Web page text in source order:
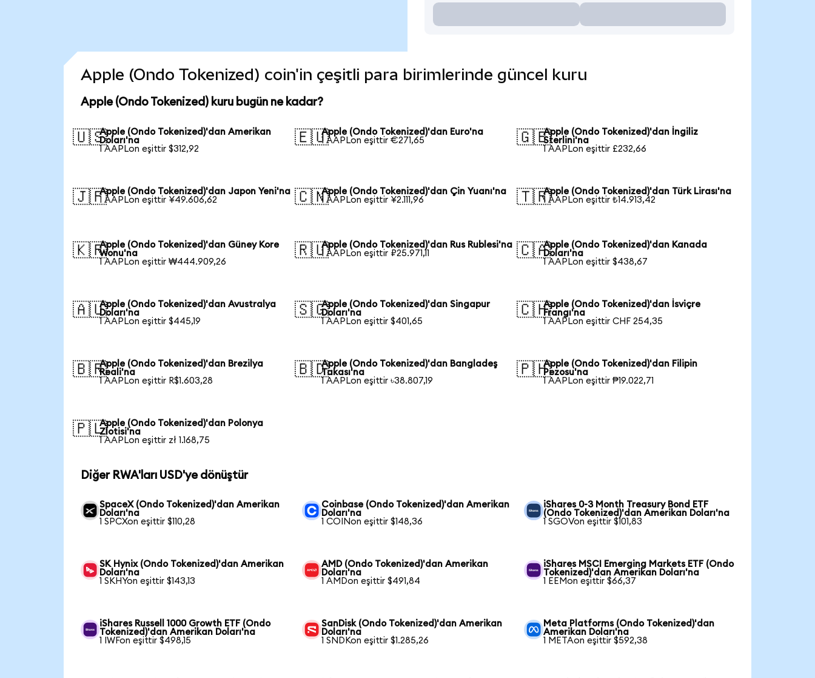
Apple (Ondo Tokenized) coin'in çeşitli para birimlerinde güncel kuru
Apple (Ondo Tokenized) kuru bugün ne kadar?
🇺🇸Apple (Ondo Tokenized)'dan Amerikan
Doları'na
1 AAPLon eşittir $312,92
🇪🇺Apple (Ondo Tokenized)'dan Euro'na
1 AAPLon eşittir €271,65
🇬🇧Apple (Ondo Tokenized)'dan İngiliz
Sterlini'na
1 AAPLon eşittir £232,66
🇯🇵Apple (Ondo Tokenized)'dan Japon Yeni'na
1 AAPLon eşittir ¥49.606,62
🇨🇳Apple (Ondo Tokenized)'dan Çin Yuanı'na
1 AAPLon eşittir ¥2.111,96
🇹🇷Apple (Ondo Tokenized)'dan Türk Lirası'na
1 AAPLon eşittir ₺14.913,42
🇰🇷Apple (Ondo Tokenized)'dan Güney Kore
Wonu'na
1 AAPLon eşittir ₩444.909,26
🇷🇺Apple (Ondo Tokenized)'dan Rus Rublesi'na
1 AAPLon eşittir ₽25.971,11
🇨🇦Apple (Ondo Tokenized)'dan Kanada
Doları'na
1 AAPLon eşittir $438,67
🇦🇺Apple (Ondo Tokenized)'dan Avustralya
Doları'na
1 AAPLon eşittir $445,19
🇸🇬Apple (Ondo Tokenized)'dan Singapur
Doları'na
1 AAPLon eşittir $401,65
🇨🇭Apple (Ondo Tokenized)'dan İsviçre
Frangı'na
1 AAPLon eşittir CHF 254,35
🇧🇷Apple (Ondo Tokenized)'dan Brezilya
Reali'na
1 AAPLon eşittir R$1.603,28
🇧🇩Apple (Ondo Tokenized)'dan Bangladeş
Takası'na
1 AAPLon eşittir ৳38.807,19
🇵🇭Apple (Ondo Tokenized)'dan Filipin
Pezosu'na
1 AAPLon eşittir ₱19.022,71
🇵🇱Apple (Ondo Tokenized)'dan Polonya
Zlotisi'na
1 AAPLon eşittir zł 1.168,75
Diğer RWA'ları USD'ye dönüştür
SpaceX (Ondo Tokenized)'dan Amerikan
Doları'na
1 SPCXon eşittir $110,28
Coinbase (Ondo Tokenized)'dan Amerikan
Doları'na
1 COINon eşittir $148,36
iShares 0-3 Month Treasury Bond ETF
(Ondo Tokenized)'dan Amerikan Doları'na
1 SGOVon eşittir $101,83
SK Hynix (Ondo Tokenized)'dan Amerikan
Doları'na
1 SKHYon eşittir $143,13
AMD (Ondo Tokenized)'dan Amerikan
Doları'na
1 AMDon eşittir $491,84
iShares MSCI Emerging Markets ETF (Ondo
Tokenized)'dan Amerikan Doları'na
1 EEMon eşittir $66,37
iShares Russell 1000 Growth ETF (Ondo
Tokenized)'dan Amerikan Doları'na
1 IWFon eşittir $498,15
SanDisk (Ondo Tokenized)'dan Amerikan
Doları'na
1 SNDKon eşittir $1.285,26
Meta Platforms (Ondo Tokenized)'dan
Amerikan Doları'na
1 METAon eşittir $592,38